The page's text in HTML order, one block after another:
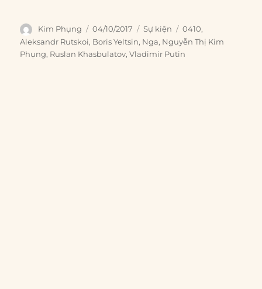
Author
Kim Phụng
Posted
on
04/10/2017 Categories
Sự kiện Tags
0410,
Aleksandr Rutskoi, Boris Yeltsin, Nga, Nguyễn Thị Kim
Phụng, Ruslan Khasbulatov,Vladimir Putin